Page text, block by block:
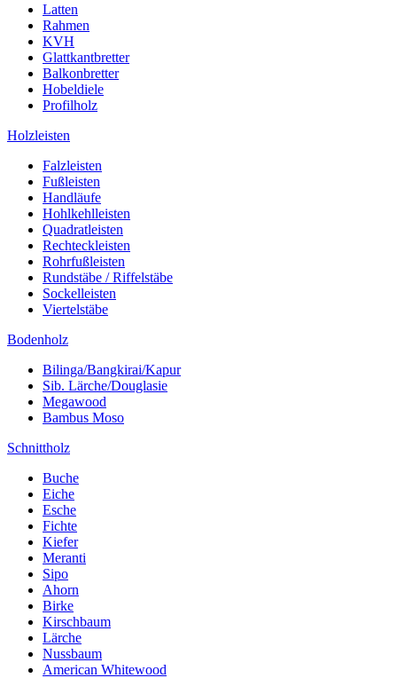
Latten
Rahmen
KVH
Glattkantbretter
Balkonbretter
Hobeldiele
Profilholz
Holzleisten
Falzleisten
Fußleisten
Handläufe
Hohlkehlleisten
Quadratleisten
Rechteckleisten
Rohrfußleisten
Rundstäbe / Riffelstäbe
Sockelleisten
Viertelstäbe
Bodenholz
Bilinga/Bangkirai/Kapur
Sib. Lärche/Douglasie
Megawood
Bambus Moso
Schnittholz
Buche
Eiche
Esche
Fichte
Kiefer
Meranti
Sipo
Ahorn
Birke
Kirschbaum
Lärche
Nussbaum
American Whitewood